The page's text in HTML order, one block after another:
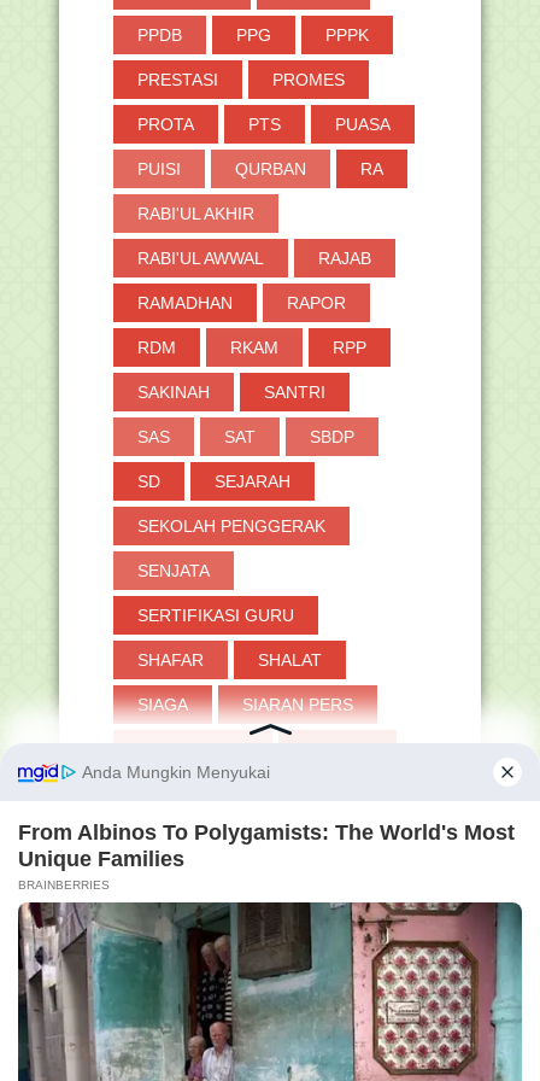
PPDB PPG PPPK
PRESTASI PROMES
PROTA PTS PUASA
PUISI QURBAN RA
RABI'UL AKHIR
RABI'UL AWWAL RAJAB
RAMADHAN RAPOR
RDM RKAM RPP
SAKINAH SANTRI
SAS SAT SBDP
SD SEJARAH
SEKOLAH PENGGERAK
SENJATA
SERTIFIKASI GURU
SHAFAR SHALAT
SIAGA SIARAN PERS
SIMSARPRAS SISPENA
SMA SMP SOAL
STS SURAT EDARAN
SYA'BAN SYAIR
SYAWAL TANYA-JAWAB